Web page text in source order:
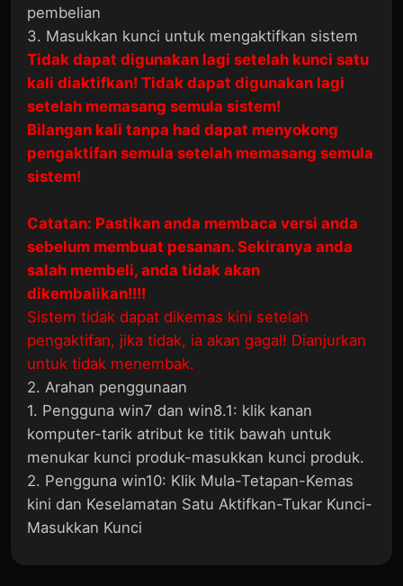
pembelian
3. Masukkan kunci untuk mengaktifkan sistem
Tidak dapat digunakan lagi setelah kunci satu
kali diaktifkan! Tidak dapat digunakan lagi
setelah memasang semula sistem!
Bilangan kali tanpa had dapat menyokong
pengaktifan semula setelah memasang semula
sistem!
Catatan: Pastikan anda membaca versi anda
sebelum membuat pesanan. Sekiranya anda
salah membeli, anda tidak akan
dikembalikan!!!!
Sistem tidak dapat dikemas kini setelah
pengaktifan, jika tidak, ia akan gagal! Dianjurkan
untuk tidak menembak.
2. Arahan penggunaan
1. Pengguna win7 dan win8.1: klik kanan
komputer-tarik atribut ke titik bawah untuk
menukar kunci produk-masukkan kunci produk.
2. Pengguna win10: Klik Mula-Tetapan-Kemas
kini dan Keselamatan Satu Aktifkan-Tukar Kunci-
Masukkan Kunci